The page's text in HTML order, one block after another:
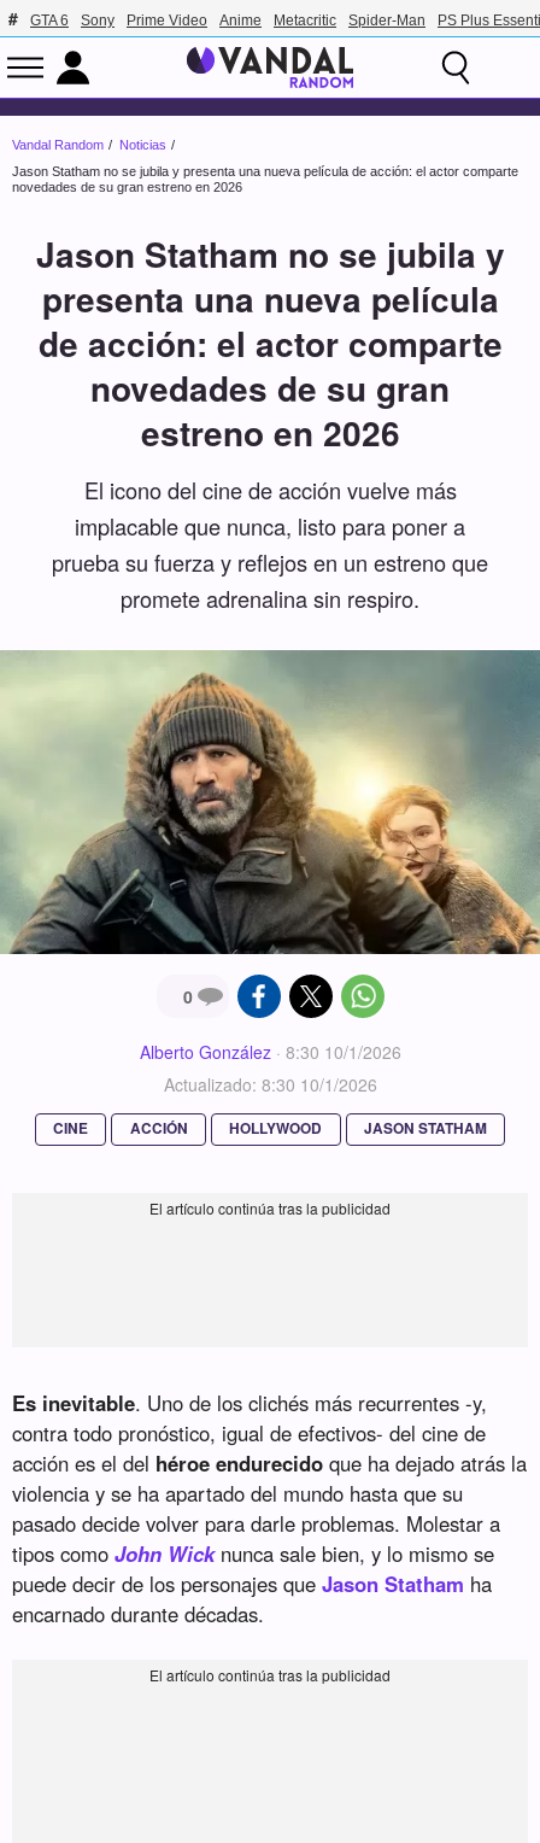
GTA 6 Sony Prime Video Anime Metacritic Spider-Man PS Plus
Vandal Random
Noticias
Jason Statham no se jubila y presenta una nueva película de acción: el actor comparte
novedades de su gran estreno en 2026
Jason Statham no se jubila y
presenta una nueva película
de acción: el actor comparte
novedades de su gran
estreno en 2026
El icono del cine de acción vuelve más
implacable que nunca, listo para poner a
prueba su fuerza y reflejos en un estreno que
promete adrenalina sin respiro.
0
Alberto González· 8:30 10/1/2026
Actualizado: 8:30 10/1/2026
CINE ACCIÓN HOLLYWOOD JASON STATHAM
Es inevitable. Uno de los clichés más recurrentes -y,
contra todo pronóstico, igual de efectivos- del cine de
acción es el del héroe endurecido que ha dejado atrás la
violencia y se ha apartado del mundo hasta que su
pasado decide volver para darle problemas. Molestar a
tipos comoJohn Wicknunca sale bien, y lo mismo se
puede decir de los personajes queJason Statham ha
encarnado durante décadas.